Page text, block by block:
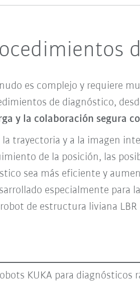
es complejo y requiere
de diagnóstico,
y la colaboración segura
trayectoria y a la imagen
de la posición, las
sea más eficiente y
especialmente para
de estructura liviana
KUKA para diagnósticos